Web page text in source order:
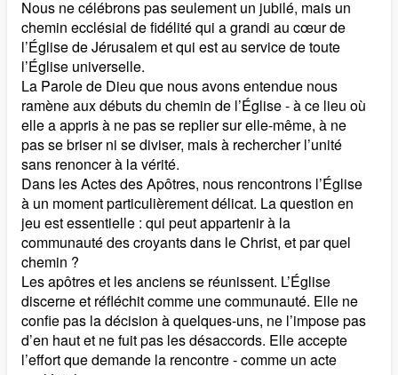
Nous ne célébrons pas seulement un jubilé, mais un
chemin ecclésial de fidélité qui a grandi au cœur de
l’Église de Jérusalem et qui est au service de toute
l’Église universelle.
La Parole de Dieu que nous avons entendue nous
ramène aux débuts du chemin de l’Église - à ce lieu où
elle a appris à ne pas se replier sur elle-même, à ne
pas se briser ni se diviser, mais à rechercher l’unité
sans renoncer à la vérité.
Dans les Actes des Apôtres, nous rencontrons l’Église
à un moment particulièrement délicat. La question en
jeu est essentielle : qui peut appartenir à la
communauté des croyants dans le Christ, et par quel
chemin ?
Les apôtres et les anciens se réunissent. L’Église
discerne et réfléchit comme une communauté. Elle ne
confie pas la décision à quelques-uns, ne l’impose pas
d’en haut et ne fuit pas les désaccords. Elle accepte
l’effort que demande la rencontre - comme un acte